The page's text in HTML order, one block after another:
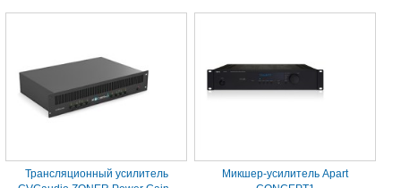
Трансляционный усилитель
Микшер-усилитель Apart